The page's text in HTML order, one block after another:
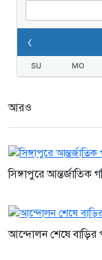
‹
SU MO
আরও
সিঙ্গাপুরে
আন্দোলন শেষে বাড়ির